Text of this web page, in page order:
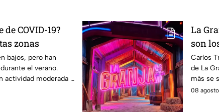
COVID-19?
zonas
bajos, pero han
el verano.
actividad moderada y
La
son
ahora
Carlos
de La
más se
reality.
08